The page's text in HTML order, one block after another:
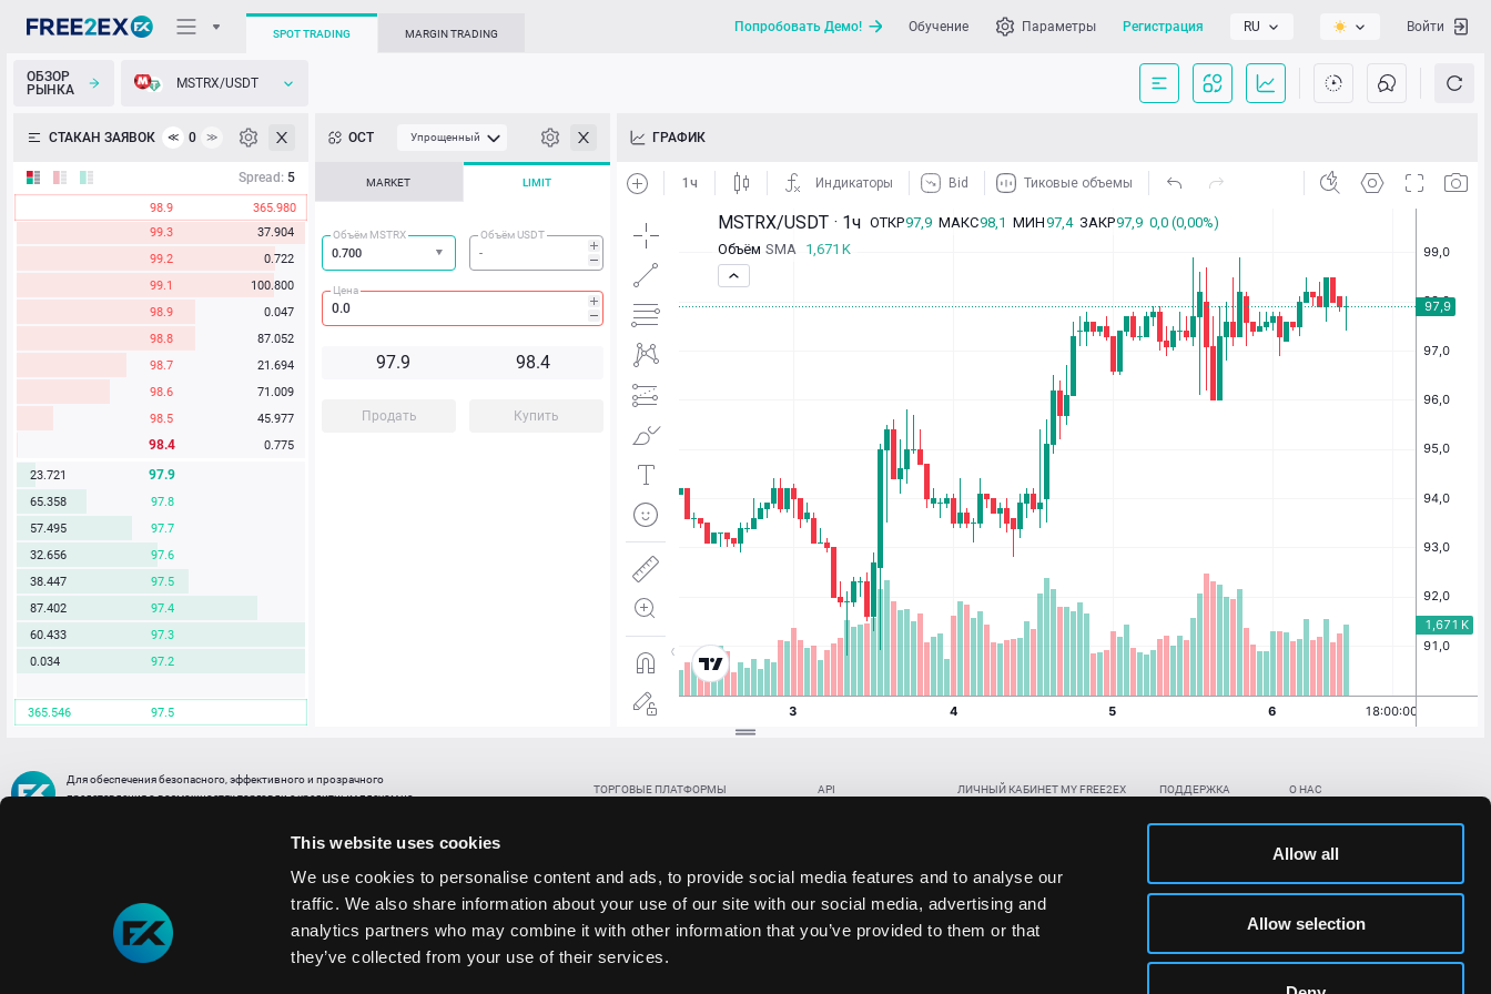
This website uses cookies
We use cookies to personalise content and ads, to provide social media features and to analyse our
traffic. We also share information about your use of our site with our social media, advertising and
analytics partners who may combine it with other information that you’ve provided to them or that
they’ve collected from your use of their services.
Allow all
Allow selection
Heatmap Отправить запрос / Написать нам
База знаний
SPOT TRADING MARGIN TRADING Попробовать Демо! Обучение Параметры Регистрация RU Войти
ОБЗОР
РЫНКА
MSTRX/USDT
СТАКАН ЗАЯВОК ≪ 0 ≫
Spread: 5
98.9
363.658
99.3
37.904
99.2
0.722
99.1
100.800
98.9
0.047
98.8
87.048
98.7
19.107
98.6
71.009
98.5
38.336
98.4 8.685
97.9
19.899
97.8
34.749
97.7
57.495
97.6
32.656
97.5
38.447
97.4
87.402
97.3
60.433
97.2
38.871
97.5
369.952
ОСТ Упрощенный
MARKET LIMIT
Объём MSTRX Объём USDT
Цена
97.9 98.4
Продать Купить
ГРАФИК
ТОРГОВЫЕ ПЛАТФОРМЫ
Приложение TickTrader для iOS
API
FIX API
ЛИЧНЫЙ КАБИНЕТ MY FREE2EX
Партнерская ссылка
Восстановить пароль/ПИН-код
ПОДДЕРЖКА
О НАС
Политика конфиденциальности
Раскрытие рисков
Для обеспечения безопасного, эффективного и прозрачного
представления о возможностях торговли с кредитным плечом на
платформе являются цифровыми токенами, представляющими
Информация о рисках
1. Деятельность, связанная со сделками (операциями) с токенами связана
с высоким уровнем риска полной потери денежных средств и иных объектов гражданских прав (инвестиций), переданных в обмен на токены (в том числе в результате волатильности стоимости токенов;
технических сбоев (ошибок); совершения противоправных действий, включая хищение).